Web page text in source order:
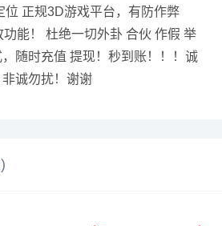
位 正规3D游戏平台，有防作弊
能！ 杜绝一切外卦 合伙 作假 举
随时充值 提现！秒到账！！！诚
诚勿扰！谢谢